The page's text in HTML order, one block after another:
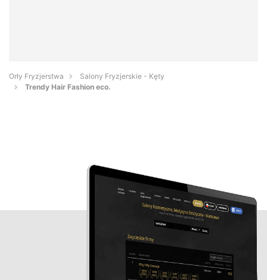
Orły Fryzjerstwa
Salony Fryzjerskie - Kęty
Trendy Hair Fashion eco.